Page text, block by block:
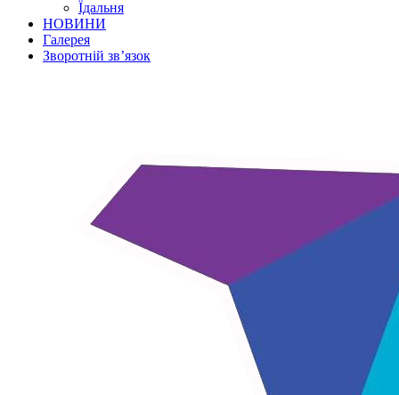
Їдальня
НОВИНИ
Галерея
Зворотній зв’язок